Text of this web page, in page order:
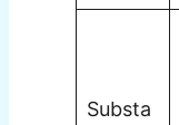
Substa